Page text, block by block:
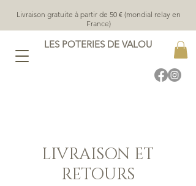
LES POTERIES DE VALOU
Livraison gratuite à partir de 50 € (mondial relay en
France)
LIVRAISON ET
RETOURS